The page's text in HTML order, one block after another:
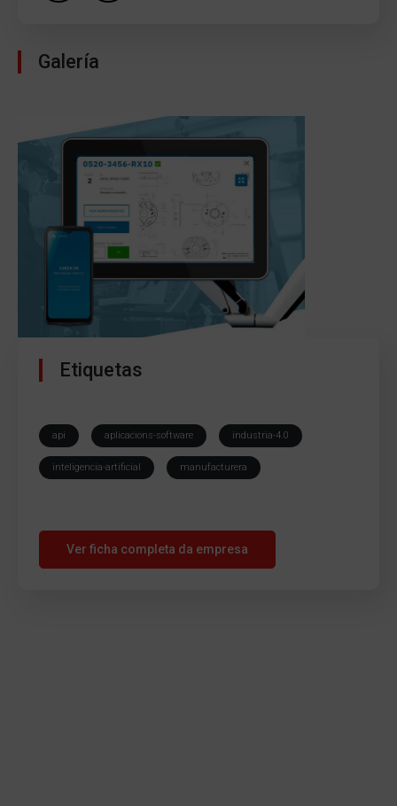
Galería
Etiquetas
api aplicacions-software industria-4.0
inteligencia-artificial manufacturera
Ver ficha completa da empresa